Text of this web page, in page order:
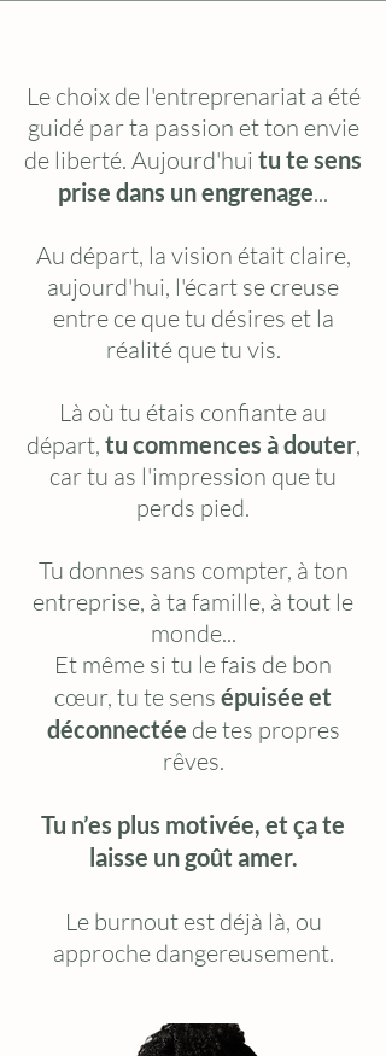
Le choix de l'entreprenariat a été
guidé par ta passion et ton envie
de liberté. Aujourd'hui tu te sens
prise dans un engrenage...
Au départ, la vision était claire,
aujourd'hui, l'écart se creuse
entre ce que tu désires et la
réalité que tu vis.
Là où tu étais confiante au
départ, tu commences à douter,
car tu as l'impression que tu
perds pied.
Tu donnes sans compter, à ton
entreprise, à ta famille, à tout le
monde...
Et même si tu le fais de bon
cœur, tu te sens épuisée et
déconnectée de tes propres
rêves.
Tu n’es plus motivée, et ça te
laisse un goût amer.
Le burnout est déjà là, ou
approche dangereusement.